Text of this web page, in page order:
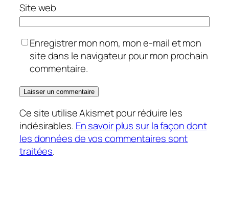
Site web
Enregistrer mon nom, mon e-mail et mon
site dans le navigateur pour mon prochain
commentaire.
Ce site utilise Akismet pour réduire les
indésirables. En savoir plus sur la façon dont
les données de vos commentaires sont
traitées.